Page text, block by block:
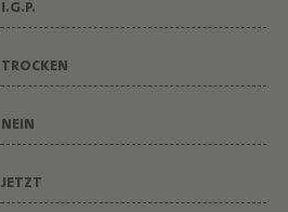
I
P
I
O
I.G.P.
TROCKEN
NEIN
JETZT